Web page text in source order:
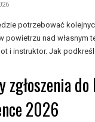
potrzebować
powietrzu nad własnym
i instruktor. Jak
zgłoszenia
2026